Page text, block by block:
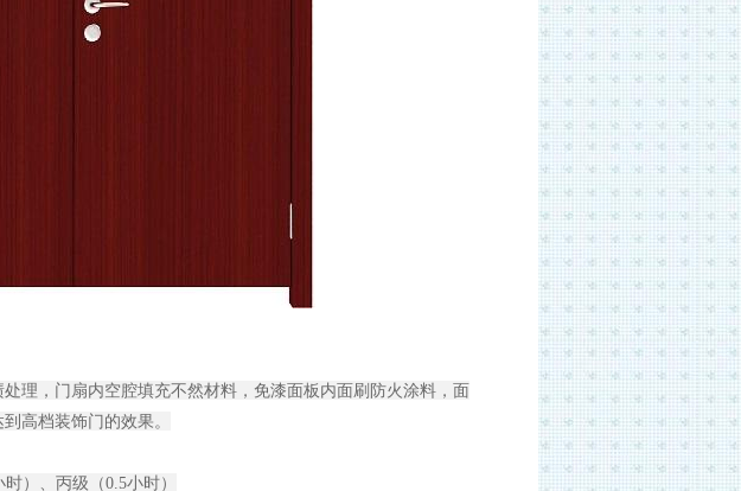
理，门扇内空腔填充不然材料，免漆面板内面刷防火涂料，面
高档装饰门的效果。
）、丙级（0.5小时）